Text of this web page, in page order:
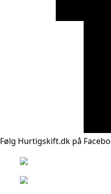
Følg Hurtigskift.dk på